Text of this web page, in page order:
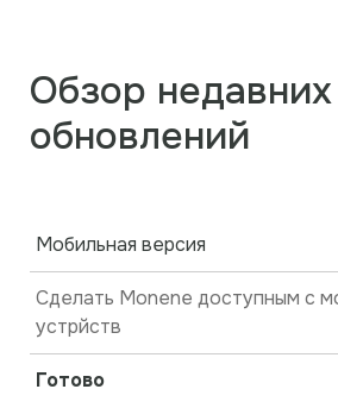
Обзор недавних
обновлений
Мобильная версия
Сделать Monene доступным с
устрйств
Готово